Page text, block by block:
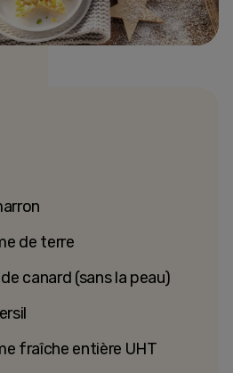
de terre
canard (sans la peau)
fraîche entière UHT